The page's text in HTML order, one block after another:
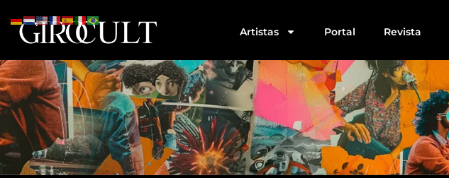
Artistas Portal Revista